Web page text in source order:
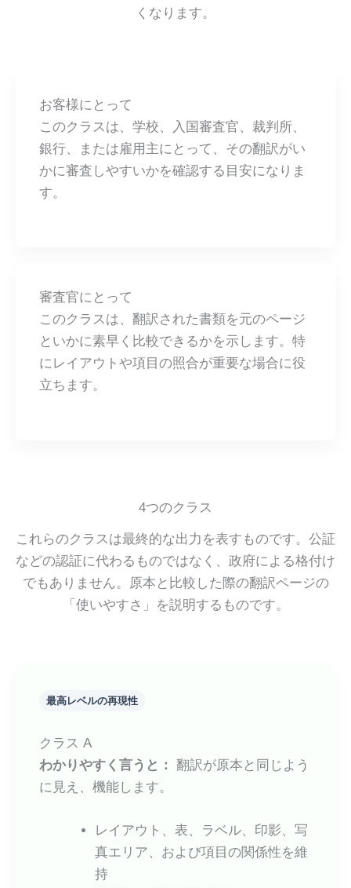
くなります。
お客様にとって
このクラスは、学校、入国審査官、裁判所、
銀行、または雇用主にとって、その翻訳がい
かに審査しやすいかを確認する目安になりま
す。
審査官にとって
このクラスは、翻訳された書類を元のページ
といかに素早く比較できるかを示します。特
にレイアウトや項目の照合が重要な場合に役
立ちます。
4つのクラス
これらのクラスは最終的な出力を表すものです。公証
などの認証に代わるものではなく、政府による格付け
でもありません。原本と比較した際の翻訳ページの
「使いやすさ」を説明するものです。
最高レベルの再現性
クラス A
わかりやすく言うと：
翻訳が原本と同じよう
に見え、機能します。
レイアウト、表、ラベル、印影、写
真エリア、および項目の関係性を維
持